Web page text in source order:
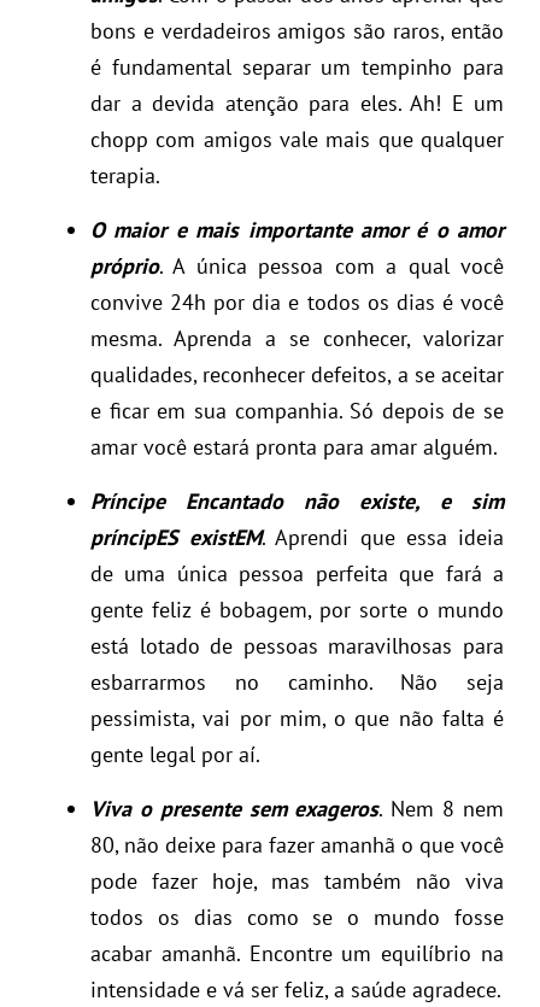
bons e verdadeiros amigos são raros, então
é fundamental separar um tempinho para
dar a devida atenção para eles. Ah! E um
chopp com amigos vale mais que qualquer
terapia.
O maior e mais importante amor é o amor
próprio. A única pessoa com a qual você
convive 24h por dia e todos os dias é você
mesma. Aprenda a se conhecer, valorizar
qualidades, reconhecer defeitos, a se aceitar
e ficar em sua companhia. Só depois de se
amar você estará pronta para amar alguém.
Príncipe Encantado não existe, e sim
príncipES existEM. Aprendi que essa ideia
de uma única pessoa perfeita que fará a
gente feliz é bobagem, por sorte o mundo
está lotado de pessoas maravilhosas para
esbarrarmos no caminho. Não seja
pessimista, vai por mim, o que não falta é
gente legal por aí.
Viva o presente sem exageros. Nem 8 nem
80, não deixe para fazer amanhã o que você
pode fazer hoje, mas também não viva
todos os dias como se o mundo fosse
acabar amanhã. Encontre um equilíbrio na
intensidade e vá ser feliz, a saúde agradece.